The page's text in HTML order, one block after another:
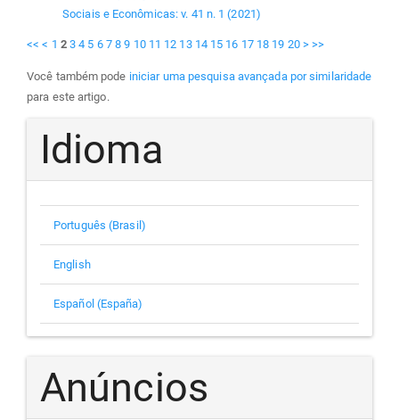
Sociais e Econômicas: v. 41 n. 1 (2021)
<< < 1 2 3 4 5 6 7 8 9 10 11 12 13 14 15 16 17 18 19 20 > >>
Você também pode iniciar uma pesquisa avançada por similaridade
para este artigo.
Idioma
Português (Brasil)
English
Español (España)
Anúncios